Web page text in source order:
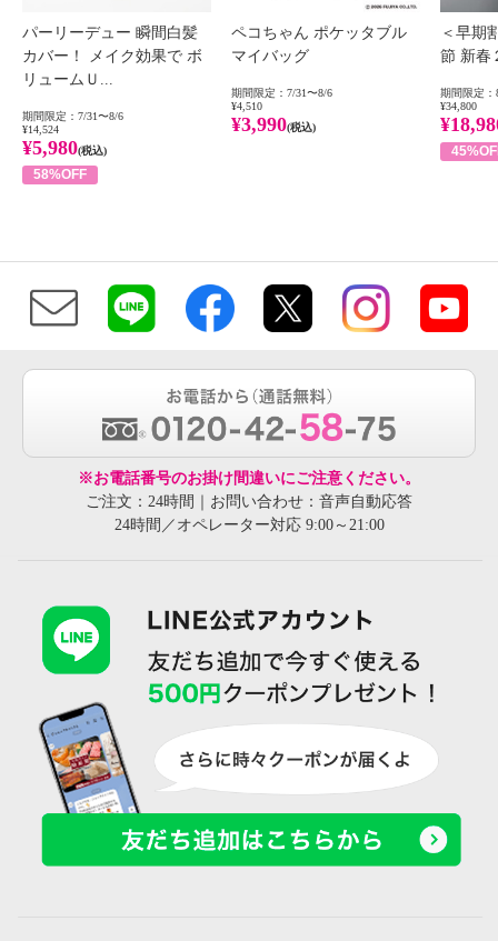
パーリーデュー 瞬間白髪
カバー！ メイク効果で ボ
リュームＵ...
期間限定：7/31〜8/6
¥14,524
¥5,980(税込)
58%OFF
ペコちゃん ポケッタブル
マイバッグ
期間限定：7/31〜8/6
¥4,510
¥3,990(税込)
＜早期
節 新春
期間限定：
¥34,800
※お電話番号のお掛け間違いにご注意ください。
ご注文：24時間｜お問い合わせ：音声自動応答
24時間／オペレーター対応 9:00～21:00